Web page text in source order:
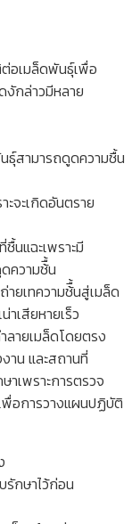
อเมล็ดพันธุ์เพื่อ
กล่าวมีหลาย
ธุ์สามารถดูดความชื้น
ะจะเกิดอันตราย
นแฉะเพราะมี
ความช้ื้น
ยเทความช้ื้นสู่เมล็ด
าเสียหายเร็ว
ลายเมล็ดโดยตรง
าน และสถานที่
าเพราะการตรวจ
อการวางแผนปฏิบัติ
รักษาไว้ก่อน